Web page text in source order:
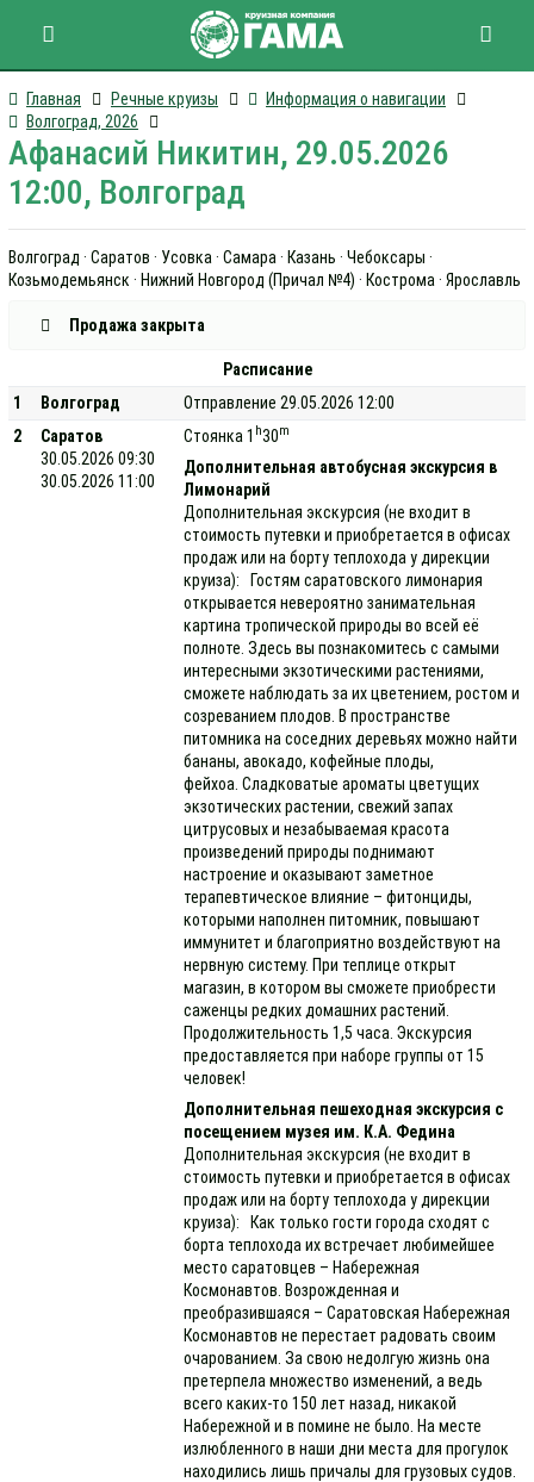
Главная Речные круизы
Информация о навигации
Волгоград, 2026
Афанасий Никитин, 29.05.2026
12:00, Волгоград
Волгоград · Саратов · Усовка · Самара · Казань · Чебоксары ·
Козьмодемьянск · Нижний Новгород (Причал №4) · Кострома · Ярославль
Продажа закрыта
Расписание
1
Волгоград
Отправление 29.05.2026 12:00
2
Саратов
30.05.2026 09:30
30.05.2026 11:00
Стоянка 1 h30m
Дополнительная автобусная экскурсия в
Лимонарий
Дополнительная экскурсия (не входит в
стоимость путевки и приобретается в офисах
продаж или на борту теплохода у дирекции
круиза): Гостям саратовского лимонария
открывается невероятно занимательная
картина тропической природы во всей её
полноте. Здесь вы познакомитесь с самыми
интересными экзотическими растениями,
сможете наблюдать за их цветением, ростом и
созреванием плодов. В пространстве
питомника на соседних деревьях можно найти
бананы, авокадо, кофейные плоды,
фейхоа. Сладковатые ароматы цветущих
экзотических растении, свежий запах
цитрусовых и незабываемая красота
произведений природы поднимают
настроение и оказывают заметное
терапевтическое влияние – фитонциды,
которыми наполнен питомник, повышают
иммунитет и благоприятно воздействуют на
нервную систему. При теплице открыт
магазин, в котором вы сможете приобрести
саженцы редких домашних растений.
Продолжительность 1,5 часа. Экскурсия
предоставляется при наборе группы от 15
человек!
Дополнительная пешеходная экскурсия с
посещением музея им. К.А. Федина
Дополнительная экскурсия (не входит в
стоимость путевки и приобретается в офисах
продаж или на борту теплохода у дирекции
круиза): Как только гости города сходят с
борта теплохода их встречает любимейшее
место саратовцев – Набережная
Космонавтов. Возрожденная и
преобразившаяся – Саратовская Набережная
Космонавтов не перестает радовать своим
очарованием. За свою недолгую жизнь она
претерпела множество изменений, а ведь
всего каких-то 150 лет назад, никакой
Набережной и в помине не было. На месте
излюбленного в наши дни места для прогулок
находились лишь причалы для грузовых судов.